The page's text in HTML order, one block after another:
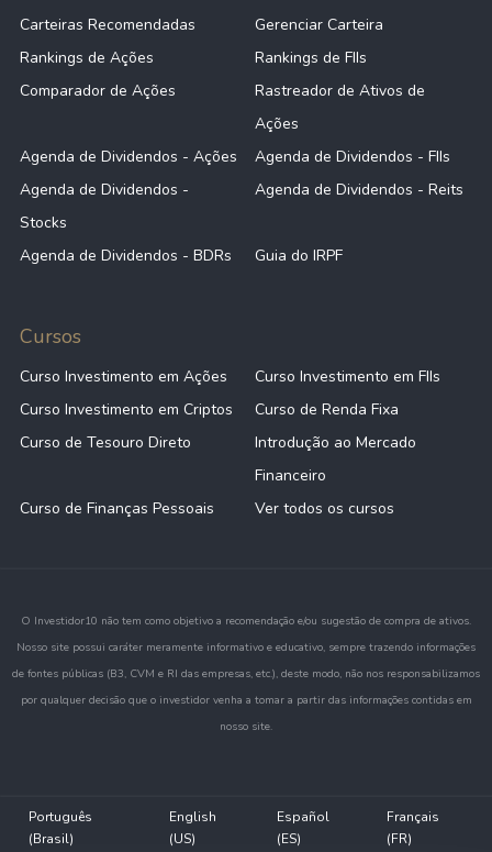
Carteiras Recomendadas
Gerenciar Carteira
Rankings de Ações
Rankings de FIIs
Comparador de Ações
Rastreador de Ativos de
Ações
Agenda de Dividendos - Ações
Agenda de Dividendos - FIIs
Agenda de Dividendos -
Stocks
Agenda de Dividendos - Reits
Agenda de Dividendos - BDRs Guia do IRPF
Cursos
Curso Investimento em Ações
Curso Investimento em FIIs
Curso Investimento em Criptos
Curso de Renda Fixa
Curso de Tesouro Direto
Introdução ao Mercado
Financeiro
Curso de Finanças Pessoais
Ver todos os cursos
O Investidor10 não tem como objetivo a recomendação e/ou sugestão de compra de ativos.
Nosso site possui caráter meramente informativo e educativo, sempre trazendo informações
de fontes públicas (B3, CVM e RI das empresas, etc.), deste modo, não nos responsabilizamos
por qualquer decisão que o investidor venha a tomar a partir das informações contidas em
nosso site.
Português
(Brasil)
English
(US)
Español
(ES)
Français
(FR)